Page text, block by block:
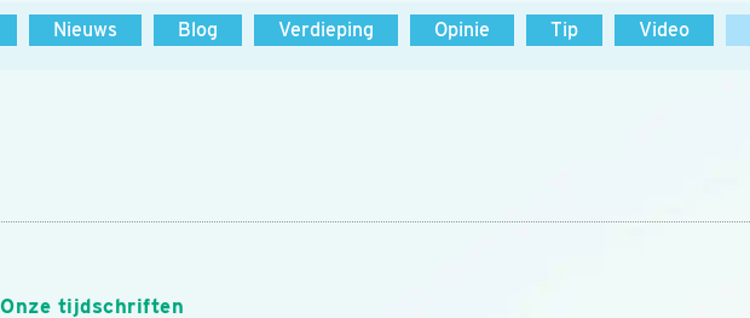
Nieuws Blog Verdieping Opinie Tip Video
Onze tijdschriften